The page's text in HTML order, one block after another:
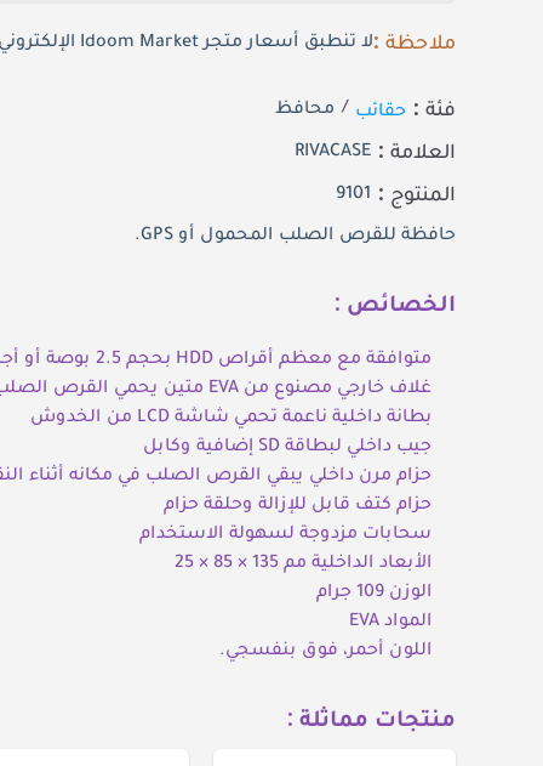
ملاحظة :لا تنطبق أسعار متجر Idoom Market الإلكتروني على العملاء المستفيدين من الاتفاقيات التقليدية
فئة : حقائب / محافظ
العلامة : RIVACASE
المنتوج : 9101
حافظة للقرص الصلب المحمول أو GPS.
الخصائص :
متوافقة مع معظم أقراص HDD بحجم 2.5 بوصة أو أجهزة GPS بحجم 4.3 بوصة الأكثر شيوعًا
غلاف خارجي مصنوع من EVA متين يحمي القرص الصلب/GPS الخاص بك
بطانة داخلية ناعمة تحمي شاشة LCD من الخدوش
جيب داخلي لبطاقة SD إضافية وكابل
حزام مرن داخلي يبقي القرص الصلب في مكانه أثناء
حزام كتف قابل للإزالة وحلقة حزام
سحابات مزدوجة لسهولة الاستخدام
الأبعاد الداخلية مم 135 × 85 × 25
الوزن 109 جرام
المواد EVA
اللون أحمر، فوق بنفسجي.
منتجات مماثلة :